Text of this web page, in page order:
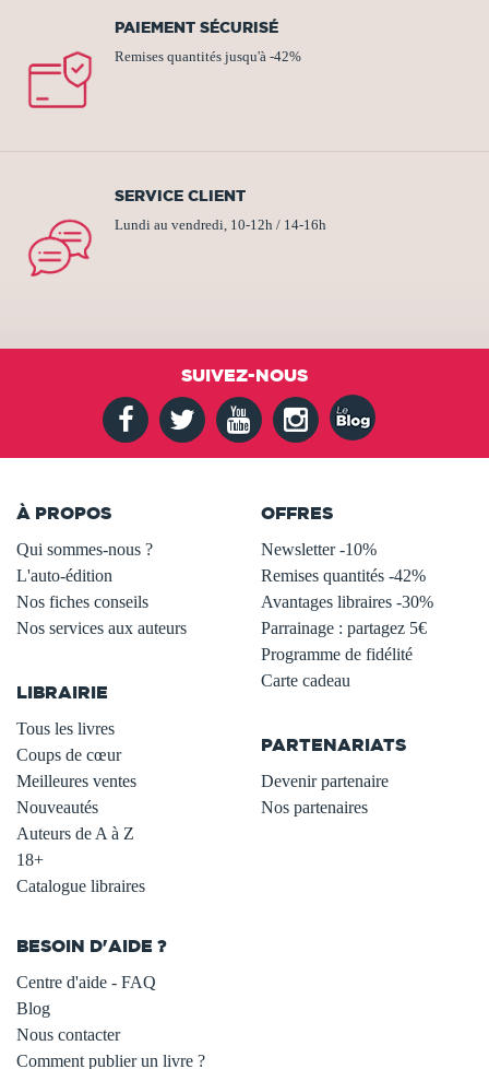
PAIEMENT SÉCURISÉ
Remises quantités jusqu'à -42%
SERVICE CLIENT
Lundi au vendredi, 10-12h / 14-16h
SUIVEZ-NOUS
À PROPOS
Qui sommes-nous ?
L'auto-édition
Nos fiches conseils
Nos services aux auteurs
LIBRAIRIE
Tous les livres
Coups de cœur
Meilleures ventes
Nouveautés
Auteurs de A à Z
18+
Catalogue libraires
OFFRES
Newsletter -10%
Remises quantités -42%
Avantages libraires -30%
Parrainage : partagez 5€
Programme de fidélité
Carte cadeau
PARTENARIATS
Devenir partenaire
Nos partenaires
BESOIN D'AIDE ?
Centre d'aide - FAQ
Blog
Nous contacter
Comment publier un livre ?